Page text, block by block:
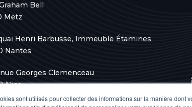
sont utilisés pour collecter des informations sur la manière dont
Bell
Metz
Henri Barbusse, Immeuble Étamines
Nantes
Georges Clemenceau
Nice